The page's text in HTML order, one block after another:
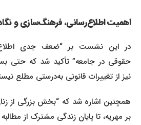
اهمیت اطلاع‌رسانی، فرهنگ‌سازی و نگاه
در این نشست بر “ضعف جدی
حقوقی در جامعه” تأکید شد که حتی
نیز از تغییرات قانونی به‌درستی مطلع نیستند.
همچنین اشاره شد که “بخش بزرگی از زنان
بر مهریه، تا پایان زندگی مشترک از